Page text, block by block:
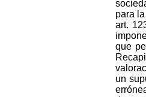
para
art.
que
un